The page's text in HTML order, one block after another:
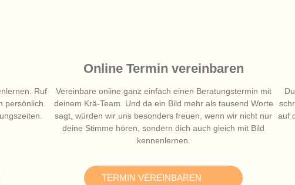
Ruf
persönlich.
Online Termin vereinbaren
Vereinbare online ganz einfach einen Beratungstermin mit
deinem Krä-Team. Und da ein Bild mehr als tausend Worte
sagt, würden wir uns besonders freuen, wenn wir nicht nur
deine Stimme hören, sondern dich auch gleich mit Bild
kennenlernen.
TERMIN VEREINBAREN
auf